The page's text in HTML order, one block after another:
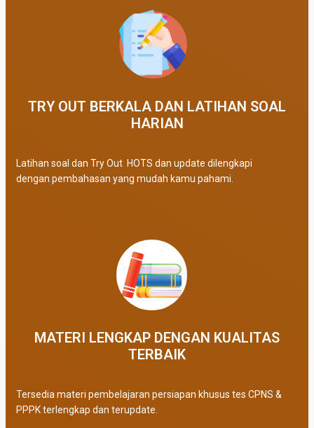
TRY OUT BERKALA DAN LATIHAN SOAL
HARIAN
Latihan soal dan Try Out HOTS dan update dilengkapi
dengan pembahasan yang mudah kamu pahami.
MATERI LENGKAP DENGAN KUALITAS
TERBAIK​
Tersedia materi pembelajaran persiapan khusus tes CPNS &
PPPK terlengkap dan terupdate.